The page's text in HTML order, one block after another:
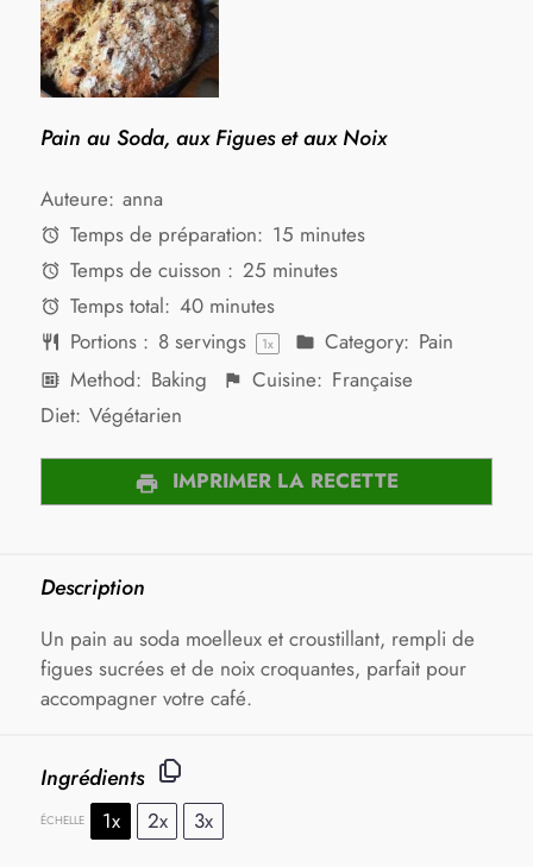
Pain au Soda, aux Figues et aux Noix
Auteure: anna
Temps de préparation: 15 minutes
Temps de cuisson : 25 minutes
Temps total: 40 minutes
Portions : 8servings 1x Category: Pain
Method: Baking Cuisine: Française
Diet: Végétarien
IMPRIMER LA RECETTE
Description
Un pain au soda moelleux et croustillant, rempli de
figues sucrées et de noix croquantes, parfait pour
accompagner votre café.
Ingrédients
ÉCHELLE 1x 2x 3x